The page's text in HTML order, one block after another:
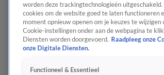
worden deze trackingtechnologieën
cookies om de website goed te laten functioneren
moment opnieuw openen om je keuzes te
Cookie-instellingen onder aan de webpagina te
Diensten worden doorgevoerd. Raadpleeg onze
onze Digitale Diensten.
Functioneel & Essentieel